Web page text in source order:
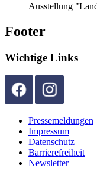
Ausstellung
Footer
Wichtige Links
Pressemeldungen
Impressum
Datenschutz
Barrierefreiheit
Newsletter